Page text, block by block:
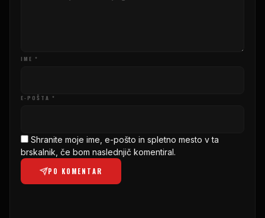
IME *
E-POŠTA *
Shranite moje ime, e-pošto in spletno mesto v ta
brskalnik, če bom naslednjič komentiral.
PO KOMENTAR